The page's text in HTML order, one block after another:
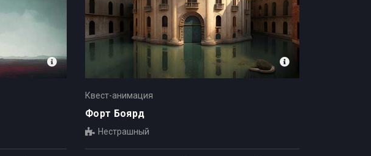
Квест-анимация
Форт Боярд
Нестрашный